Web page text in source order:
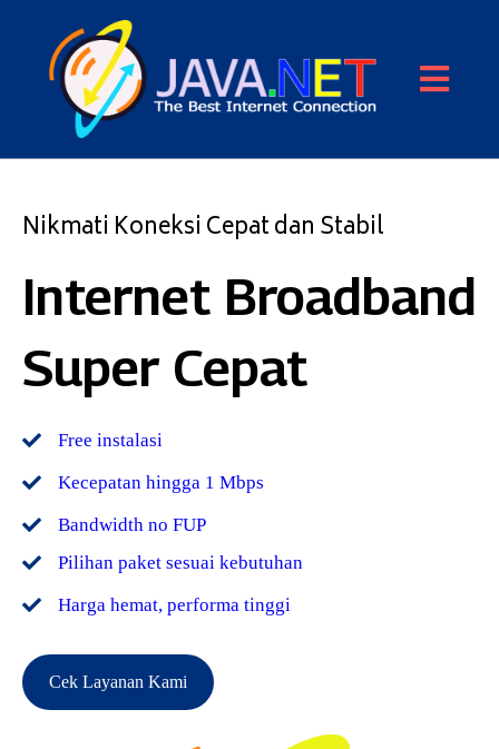
Nikmati Koneksi Cepat dan Stabil
Internet Broadband
Super Cepat
Free instalasi
Kecepatan hingga 1 Mbps
Bandwidth no FUP
Pilihan paket sesuai kebutuhan
Harga hemat, performa tinggi
Cek Layanan Kami